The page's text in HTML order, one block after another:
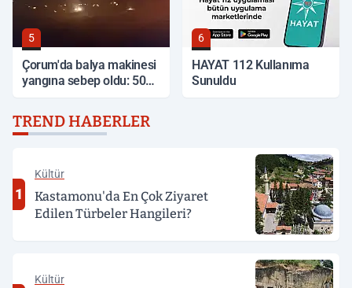
5
Çorum'da balya makinesi
yangına sebep oldu: 500
6
HAYAT 112 Kullanıma
Sunuldu
TREND HABERLER
1
Kültür
Kastamonu'da En Çok Ziyaret
Edilen Türbeler Hangileri?
Kültür